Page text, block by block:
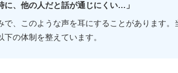
に、他の人だと話が通じにくい…」
で、このような声を耳にすることがあります
下の体制を整えています。